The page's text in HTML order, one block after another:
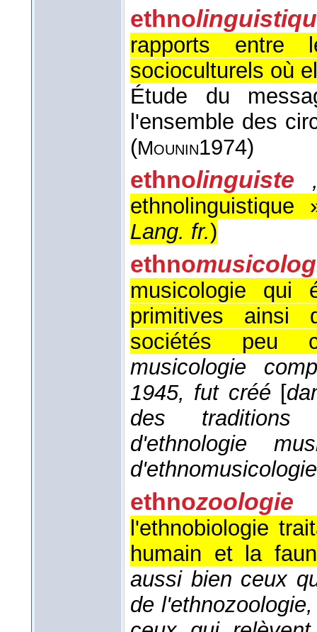
ethno
rapports entre
socioculturels où
Étude du
l'ensemble des
(Mounin1974)
ethnolinguiste
ethnolinguistique
Lang. fr.)
ethno
musicologie qui
primitives ainsi
sociétés peu
musicologie
1945, fut créé [
des traditions
d'ethnologie
ethnozoologie
l'ethnobiologie
humain et la
aussi bien ceux
de